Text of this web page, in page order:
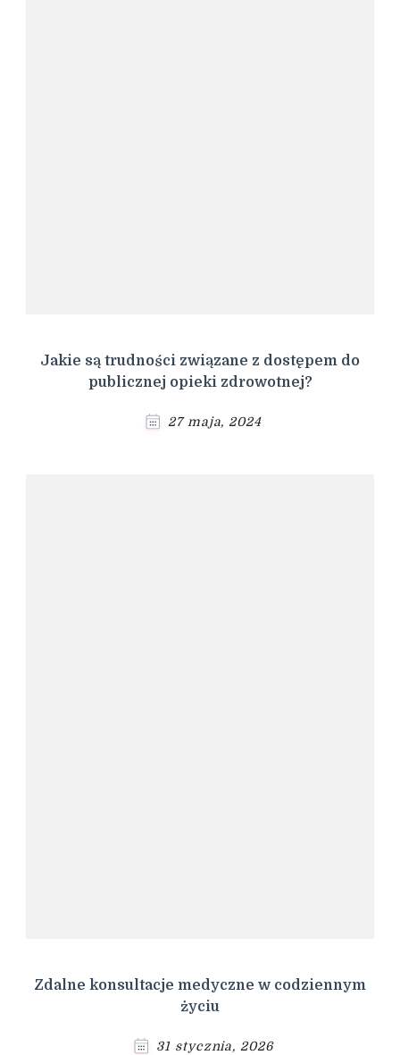
Jakie są trudności związane z dostępem do
publicznej opieki zdrowotnej?
27 maja, 2024
Zdalne konsultacje medyczne w codziennym
życiu
31 stycznia, 2026